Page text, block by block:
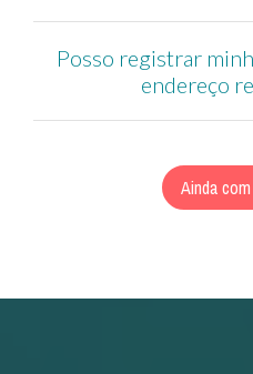
Posso registrar
endereço
Ainda